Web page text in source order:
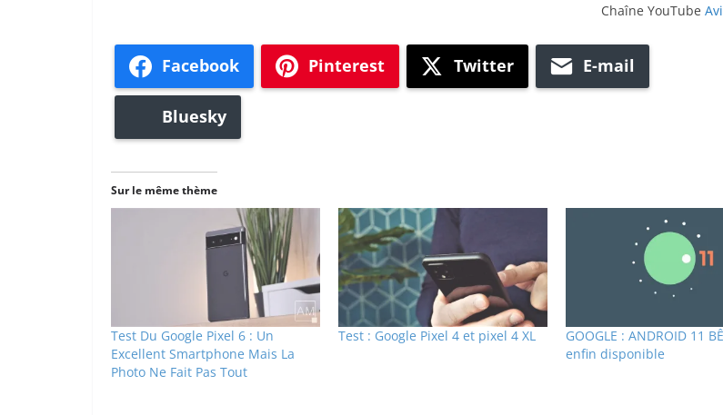
Chaîne YouTube
Facebook Pinterest Twitter E-mail
Bluesky
Sur le même thème
Test Du Google Pixel 6 : Un
Excellent Smartphone Mais La
Photo Ne Fait Pas Tout
Test : Google Pixel 4 et pixel 4 XL
GOOGLE : ANDROID 11
enfin disponible